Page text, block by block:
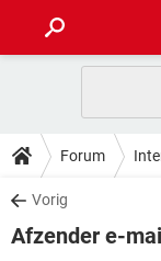
INSTAGRAM
NETFLIX
GRATIS
HOW-TO
VIDEOBELLEN
DOWNLOADS
VIDEOBELLEN
Forum
Vorig
Afzender e-